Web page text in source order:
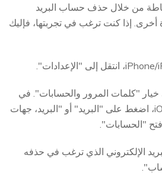
من خلال حذف حساب البريد
أخرى. إذا كنت ترغب في تجربتها، فإليك
على خيار "كلمات المرور والحسابات". في
الإصدارات السابقة من iOS، اضغط على "البريد" أو "البريد، جهات
"الحسابات".
البريد الإلكتروني الذي ترغب في حذفه